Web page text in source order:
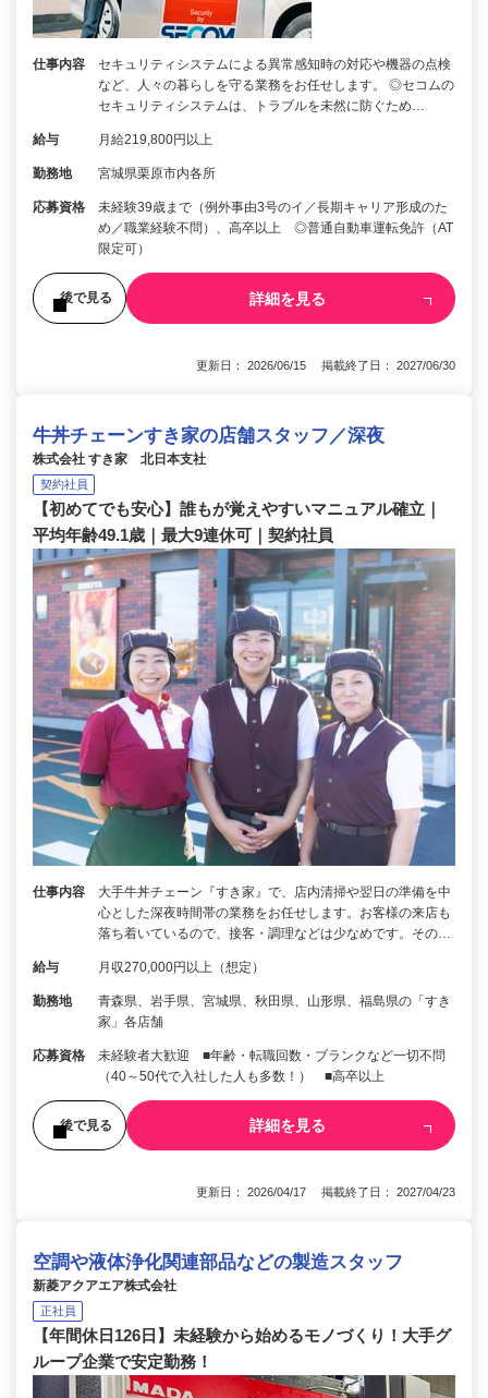
仕事内容
セキュリティシステムによる異常感知時の対応や機器の点検
など、人々の暮らしを守る業務をお任せします。 ◎セコムの
セキュリティシステムは、トラブルを未然に防ぐため…
給与 月給219,800円以上
勤務地 宮城県栗原市内各所
応募資格
未経験39歳まで（例外事由3号のイ／長期キャリア形成のた
め／職業経験不問）、高卒以上 ◎普通自動車運転免許（AT
限定可）
後で見る 詳細を見る
更新日： 2026/06/15 掲載終了日： 2027/06/30
牛丼チェーンすき家の店舗スタッフ／深夜
株式会社 すき家 北日本支社
契約社員
【初めてでも安心】誰もが覚えやすいマニュアル確立｜
平均年齢49.1歳｜最大9連休可｜契約社員
仕事内容
大手牛丼チェーン『すき家』で、店内清掃や翌日の準備を中
心とした深夜時間帯の業務をお任せします。お客様の来店も
落ち着いているので、接客・調理などは少なめです。その…
給与 月収270,000円以上（想定）
勤務地
青森県、岩手県、宮城県、秋田県、山形県、福島県の「すき
家」各店舗
応募資格
未経験者大歓迎 ■年齢・転職回数・ブランクなど一切不問
（40～50代で入社した人も多数！） ■高卒以上
後で見る 詳細を見る
更新日： 2026/04/17 掲載終了日： 2027/04/23
空調や液体浄化関連部品などの製造スタッフ
新菱アクアエア株式会社
正社員
【年間休日126日】未経験から始めるモノづくり！大手グ
ループ企業で安定勤務！